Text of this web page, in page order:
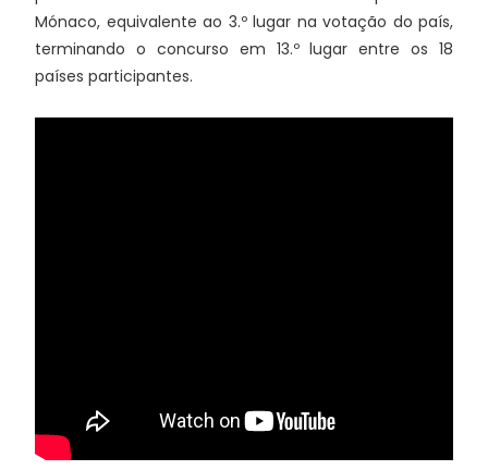
Mónaco, equivalente ao 3.º lugar na votação do país,
terminando o concurso em 13.º lugar entre os 18
países participantes.